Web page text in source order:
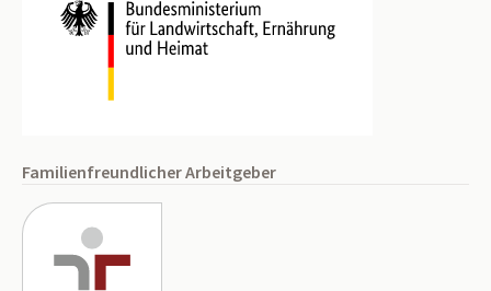
Familienfreundlicher Arbeitgeber